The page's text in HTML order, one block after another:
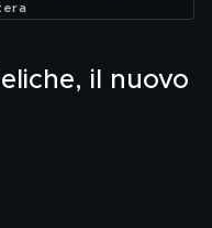
il nuovo